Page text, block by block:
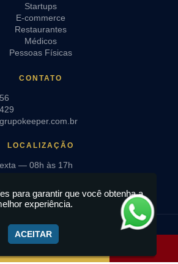
Startups
E-commerce
Restaurantes
Médicos
Pessoas Físicas
CONTATO
LOCALIZAÇÃO
— 08h às 17h
Guarulhos/SP
· Todos os direitos reservados
para garantir que você obtenha a
experiência.
ACEITAR